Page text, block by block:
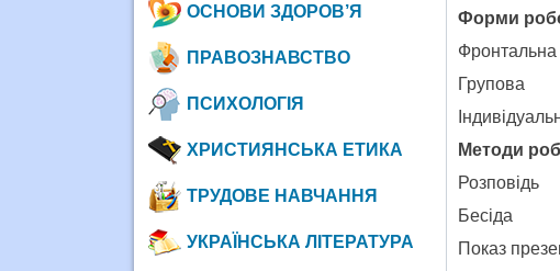
Форми
Фронтальна
Групова
Методи
Розповідь
Бесіда
Показ
ОСНОВИ ЗДОРОВ’Я
ПРАВОЗНАВСТВО
ПСИХОЛОГІЯ
ХРИСТИЯНСЬКА ЕТИКА
ТРУДОВЕ НАВЧАННЯ
УКРАЇНСЬКА ЛІТЕРАТУРА